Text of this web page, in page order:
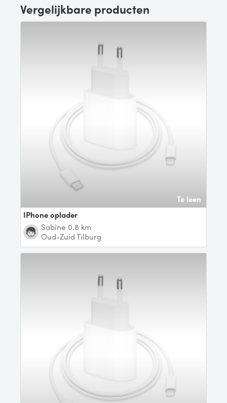
Vergelijkbare producten
Te leen
iPhone oplader
Sabine 0.8 km
Oud-Zuid Tilburg